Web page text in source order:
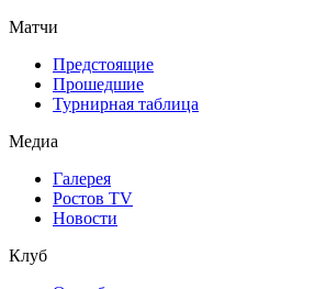
Матчи
Предстоящие
Прошедшие
Турнирная таблица
Медиа
Галерея
Ростов TV
Новости
Клуб